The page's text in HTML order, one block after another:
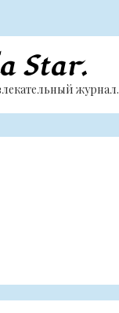
Star.
журнал.